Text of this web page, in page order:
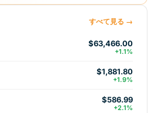
すべて見る →
$63,466.00
+1.1%
$1,881.80
+1.9%
$586.99
+2.1%